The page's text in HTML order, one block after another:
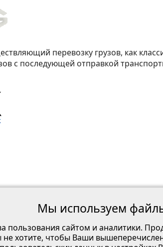
перевозку грузов, как
с последующей отправкой
Мы используем
сайтом и аналитики.
хотите, чтобы Ваши